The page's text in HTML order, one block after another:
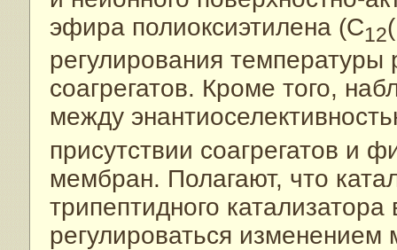
эфира полиоксиэтилена (С12
регулирования
соагрегатов. Кроме того,
между
присутствии соагрегатов и
мембран. Полагают, что
трипептидного
регулироваться